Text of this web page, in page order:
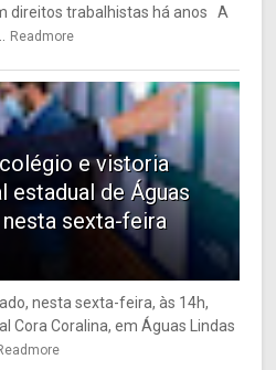
direitos trabalhistas há anos A
Readmore
e vistoria
estadual de Águas
nesta sexta-feira
nesta sexta-feira, às 14h,
Cora Coralina, em Águas Lindas